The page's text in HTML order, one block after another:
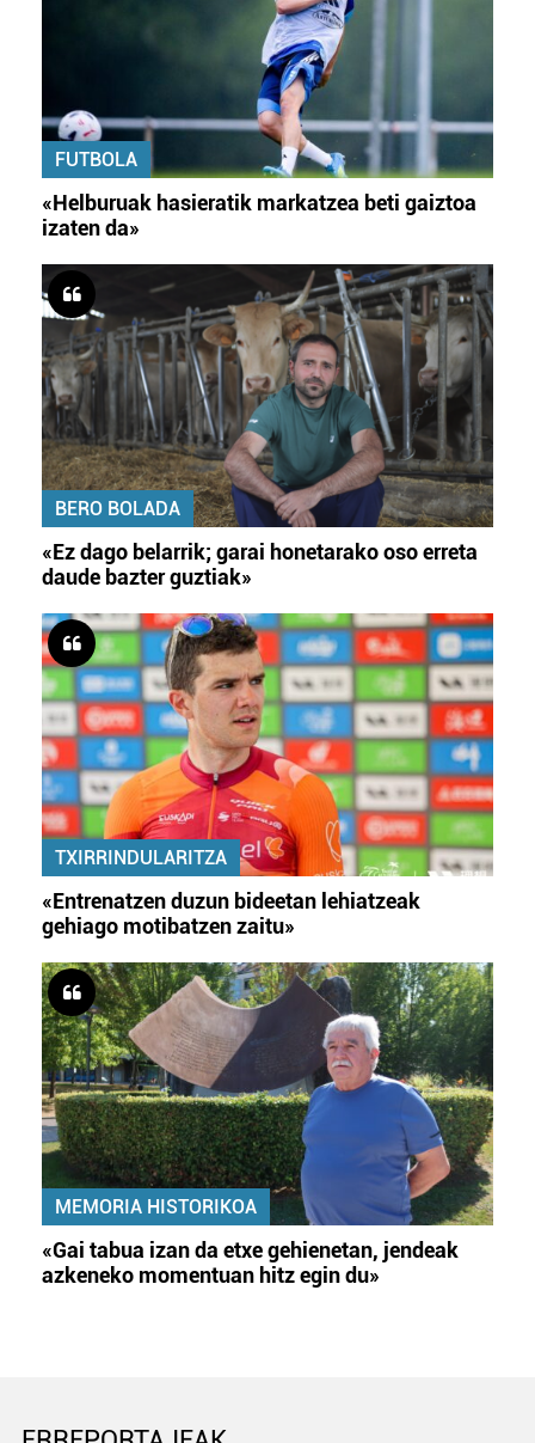
FUTBOLA
«Helburuak hasieratik markatzea beti gaiztoa
izaten da»
BERO BOLADA
«Ez dago belarrik; garai honetarako oso erreta
daude bazter guztiak»
TXIRRINDULARITZA
«Entrenatzen duzun bideetan lehiatzeak
gehiago motibatzen zaitu»
MEMORIA HISTORIKOA
«Gai tabua izan da etxe gehienetan, jendeak
azkeneko momentuan hitz egin du»